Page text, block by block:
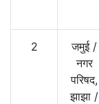
2 जमुई/
नगर
परिषद,
झाझा /